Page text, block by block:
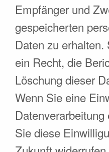
Empfänger und
gespeicherten
Daten zu
ein Recht, die
Löschung dieser
Wenn Sie eine
Sie diese